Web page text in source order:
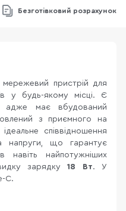
Безготівковий розрахунок
пристрій для
у будь-якому місці. Є
адже має вбудований
з приємного на
співвідношення
напруги, що гарантує
навіть найпотужніших
зарядку18 Вт. У
C.